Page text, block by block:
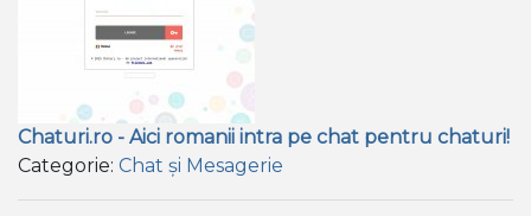
Chaturi.ro - Aici romanii intra pe chat pentru chaturi!
Categorie: Chat și Mesagerie